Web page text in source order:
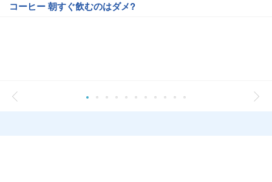
コーヒー 朝すぐ飲むのはダメ?